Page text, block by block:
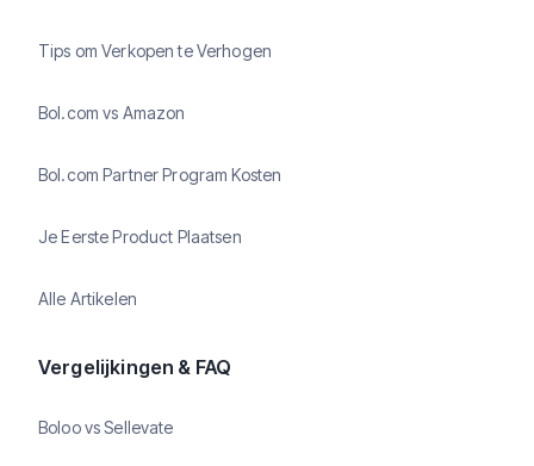
Tips om Verkopen te Verhogen
Bol.com vs Amazon
Bol.com Partner Program Kosten
Je Eerste Product Plaatsen
Alle Artikelen
Vergelijkingen & FAQ
Boloo vs Sellevate